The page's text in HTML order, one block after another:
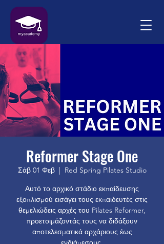
Reformer Stage One
Σάβ 01 Φεβ
  |
Red Spring Pilates Studio
Αυτό το αρχικό στάδιο εκπαίδευσης
εξοπλισμού εισάγει τους εκπαιδευτές στις
θεμελιώδεις αρχές του Pilates Reformer,
προετοιμάζοντάς τους να διδάξουν
αποτελεσματικά αρχάριους έως